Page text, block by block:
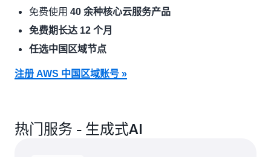
免费使用 40 余种核心云服务产品
免费期长达 12 个月
任选中国区域节点
注册 AWS 中国区域账号 »
热门服务 - 生成式AI